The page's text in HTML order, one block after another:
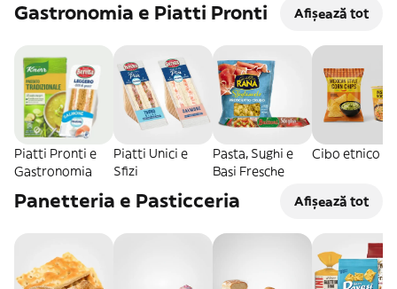
Gastronomia e Piatti Pronti Afișează tot
Piatti Pronti e
Gastronomia
Piatti Unici e
Sfizi
Pasta, Sughi e
Basi Fresche
Cibo etnico
Panetteria e Pasticceria Afișează tot